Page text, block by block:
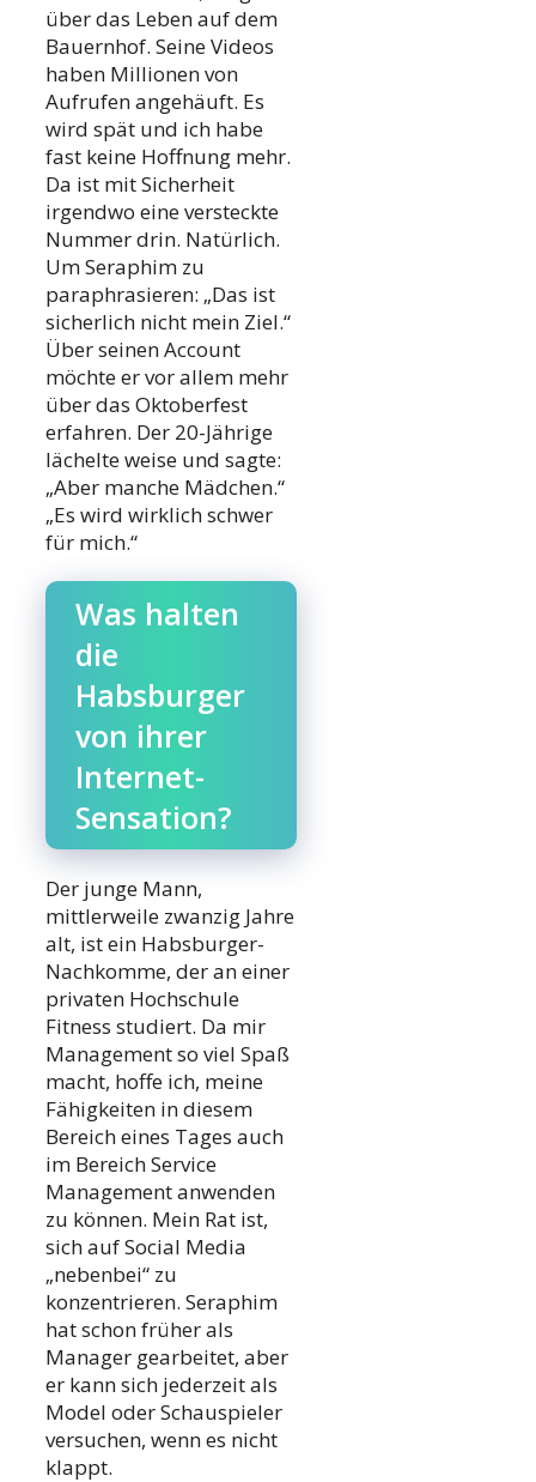
über das Leben auf dem
Bauernhof. Seine Videos
haben Millionen von
Aufrufen angehäuft. Es
wird spät und ich habe
fast keine Hoffnung mehr.
Da ist mit Sicherheit
irgendwo eine versteckte
Nummer drin. Natürlich.
Um Seraphim zu
paraphrasieren: „Das ist
sicherlich nicht mein Ziel.“
Über seinen Account
möchte er vor allem mehr
über das Oktoberfest
erfahren. Der 20-Jährige
lächelte weise und sagte:
„Aber manche Mädchen.“
„Es wird wirklich schwer
für mich.“
Was halten
die
Habsburger
von ihrer
Internet-
Sensation?
Der junge Mann,
mittlerweile zwanzig Jahre
alt, ist ein Habsburger-
Nachkomme, der an einer
privaten Hochschule
Fitness studiert. Da mir
Management so viel Spaß
macht, hoffe ich, meine
Fähigkeiten in diesem
Bereich eines Tages auch
im Bereich Service
Management anwenden
zu können. Mein Rat ist,
sich auf Social Media
„nebenbei“ zu
konzentrieren. Seraphim
hat schon früher als
Manager gearbeitet, aber
er kann sich jederzeit als
Model oder Schauspieler
versuchen, wenn es nicht
klappt.